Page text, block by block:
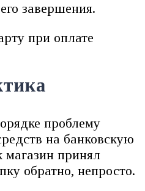
завершения.
проблему
на банковскую
магазин принял
обратно, непросто.